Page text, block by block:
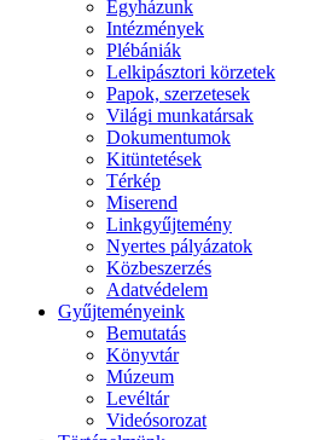
Egyházunk
Intézmények
Plébániák
Lelkipásztori körzetek
Papok, szerzetesek
Világi munkatársak
Dokumentumok
Kitüntetések
Térkép
Miserend
Linkgyűjtemény
Nyertes pályázatok
Közbeszerzés
Adatvédelem
Gyűjteményeink
Bemutatás
Könyvtár
Múzeum
Levéltár
Videósorozat